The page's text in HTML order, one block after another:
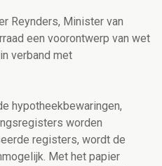
Reynders, Minister van
een voorontwerp van wet
verband met
hypotheekbewaringen,
worden
registers, wordt de
Met het papier